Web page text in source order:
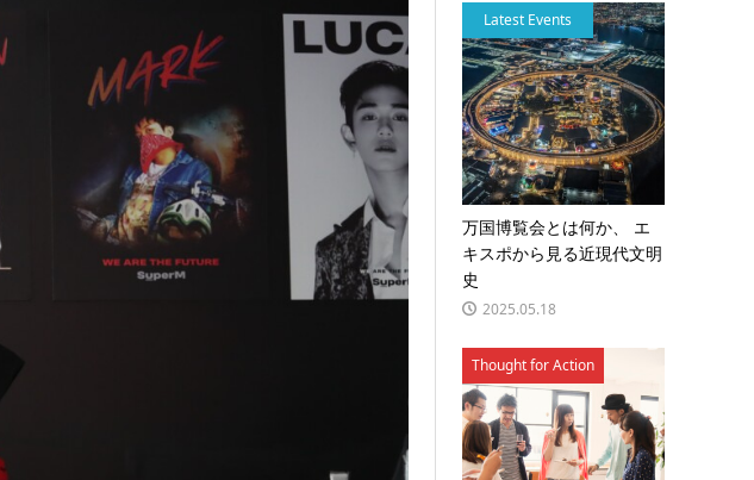
Latest Events
万国博覧会とは何か、 エ
キスポから見る近現代文明
史
2025.05.18
Thought for Action